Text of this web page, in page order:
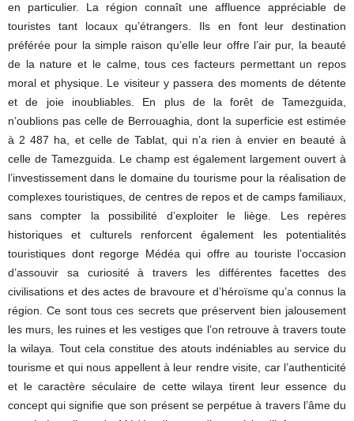
en particulier. La région connaît une affluence appréciable de
touristes tant locaux qu’étrangers. Ils en font leur destination
préférée pour la simple raison qu’elle leur offre l’air pur, la beauté
de la nature et le calme, tous ces facteurs permettant un repos
moral et physique. Le visiteur y passera des moments de détente
et de joie inoubliables. En plus de la forêt de Tamezguida,
n’oublions pas celle de Berrouaghia, dont la superficie est estimée
à 2 487 ha, et celle de Tablat, qui n’a rien à envier en beauté à
celle de Tamezguida. Le champ est également largement ouvert à
l’investissement dans le domaine du tourisme pour la réalisation de
complexes touristiques, de centres de repos et de camps familiaux,
sans compter la possibilité d’exploiter le liège. Les repères
historiques et culturels renforcent également les potentialités
touristiques dont regorge Médéa qui offre au touriste l’occasion
d’assouvir sa curiosité à travers les différentes facettes des
civilisations et des actes de bravoure et d’héroïsme qu’a connus la
région. Ce sont tous ces secrets que préservent bien jalousement
les murs, les ruines et les vestiges que l’on retrouve à travers toute
la wilaya. Tout cela constitue des atouts indéniables au service du
tourisme et qui nous appellent à leur rendre visite, car l’authenticité
et le caractère séculaire de cette wilaya tirent leur essence du
concept qui signifie que son présent se perpétue à travers l’âme du